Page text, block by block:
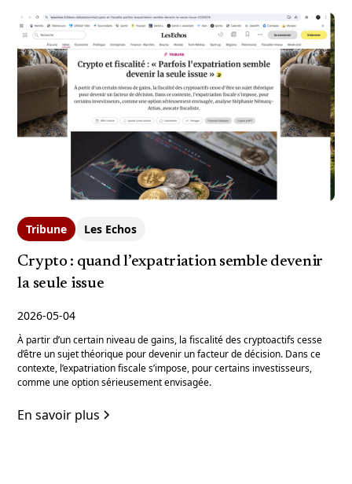
Tribune Les Echos
Crypto : quand l’expatriation semble devenir
la seule issue
2026-05-04
À partir d’un certain niveau de gains, la fiscalité des cryptoactifs cesse
d’être un sujet théorique pour devenir un facteur de décision. Dans ce
contexte, l’expatriation fiscale s’impose, pour certains investisseurs,
comme une option sérieusement envisagée.
En savoir plus